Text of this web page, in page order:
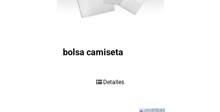
bolsa camiseta
Detalles